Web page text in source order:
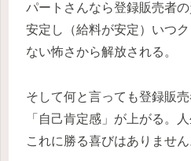
パートさんなら登録販売者
安定し（給料が安定）いつ
ない怖さから解放される。
そして何と言っても登録販
「自己肯定感」が上がる。
これに勝る喜びはありません